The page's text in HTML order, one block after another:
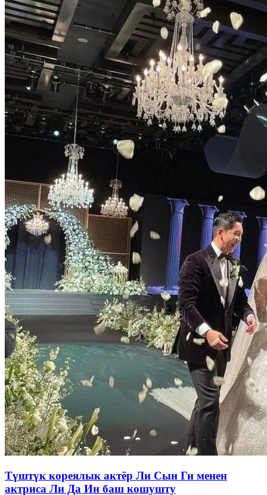
Түштүк кореялык актёр Ли Сын Ги менен
актриса Ли Да Ин баш кошушту